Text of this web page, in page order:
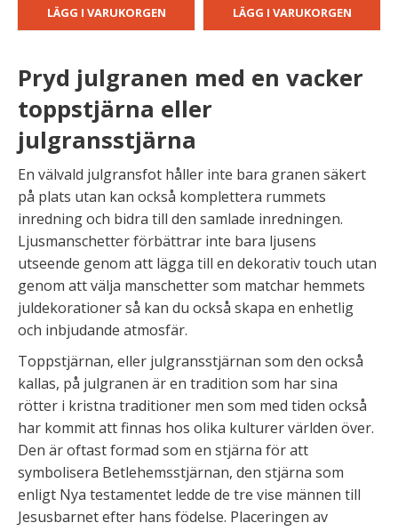
LÄGG I VARUKORGEN LÄGG I VARUKORGEN
Pryd julgranen med en vacker
toppstjärna eller
julgransstjärna
En välvald julgransfot håller inte bara granen säkert
på plats utan kan också komplettera rummets
inredning och bidra till den samlade inredningen.
Ljusmanschetter förbättrar inte bara ljusens
utseende genom att lägga till en dekorativ touch utan
genom att välja manschetter som matchar hemmets
juldekorationer så kan du också skapa en enhetlig
och inbjudande atmosfär.
Toppstjärnan, eller julgransstjärnan som den också
kallas, på julgranen är en tradition som har sina
rötter i kristna traditioner men som med tiden också
har kommit att finnas hos olika kulturer världen över.
Den är oftast formad som en stjärna för att
symbolisera Betlehemsstjärnan, den stjärna som
enligt Nya testamentet ledde de tre vise männen till
Jesusbarnet efter hans födelse. Placeringen av